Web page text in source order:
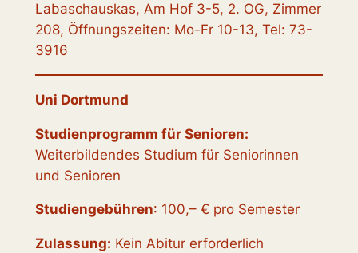
Labaschauskas, Am Hof 3-5, 2. OG, Zimmer
208, Öffnungszeiten: Mo-Fr 10-13, Tel: 73-
3916
Uni Dortmund
Studienprogramm für Senioren:
Weiterbildendes Studium für Seniorinnen
und Senioren
Studiengebühren: 100,– € pro Semester
Zulassung: Kein Abitur erforderlich